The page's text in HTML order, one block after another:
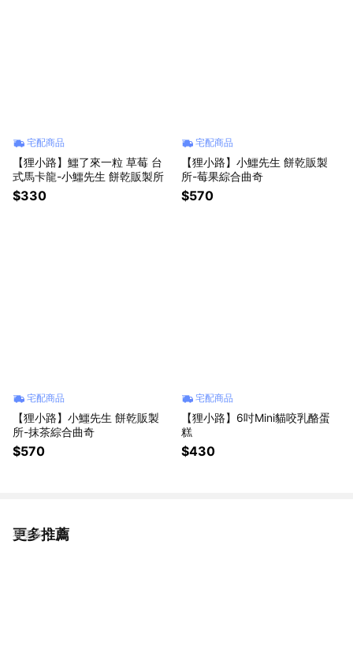
宅配商品
【狸小路】鱷了來一粒 草莓 台
式馬卡龍-小鱷先生 餅乾販製所
$330
宅配商品
【狸小路】小鱷先生 餅乾販製
所-莓果綜合曲奇
$570
宅配商品
【狸小路】小鱷先生 餅乾販製
所-抹茶綜合曲奇
$570
宅配商品
【狸小路】6吋Mini貓咬乳酪蛋
糕
$430
更多推薦
看更多